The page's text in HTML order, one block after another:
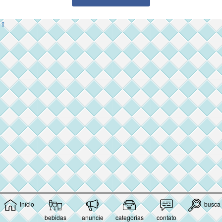
início
bebidas
anuncie categorias contato
busca
⇑